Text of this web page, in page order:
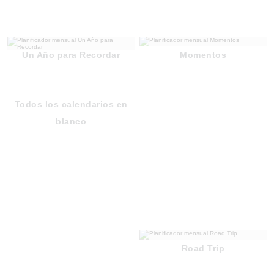
Un Año para Recordar Momentos
Road Trip
Todos los calendarios en
blanco